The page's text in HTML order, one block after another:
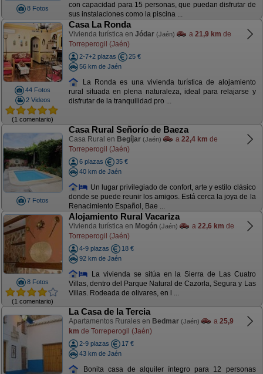
8 Fotos
con capacidad para 15 personas, que puedan disfrutar de
sus instalaciones como la piscina ...
44 Fotos
2 Videos
(1 comentario)
Casa La Ronda
Vivienda turística en Jódar (Jaén) a 21,9 km de
Torreperogil (Jaén)
2-7+2 plazas
25 €
56 km de Jaén
La Ronda es una vivienda turística de alojamiento
rural situada en plena naturaleza, ideal para relajarse y
disfrutar de la tranquilidad pro ...
7 Fotos
Casa Rural Señorío de Baeza
Casa Rural en Begíjar (Jaén) a 22,4 km de
Torreperogil (Jaén)
6 plazas
35 €
40 km de Jaén
Un lugar privilegiado de confort, arte y estilo clásico
donde se puede reunir los amigos. Está cerca la joya de la
Renacimiento Español, Bae ...
8 Fotos
(1 comentario)
Alojamiento Rural Vacariza
Vivienda turística en Mogón (Jaén) a 22,6 km de
Torreperogil (Jaén)
4-9 plazas
18 €
92 km de Jaén
La vivienda se sitúa en la Sierra de Las Cuatro
Villas, dentro del Parque Natural de Cazorla, Segura y Las
Villas. Rodeada de olivares, en l ...
La Casa de la Tercia
Apartamentos Rurales en Bedmar (Jaén) a 25,9
km de Torreperogil (Jaén)
2-9 plazas
17 €
43 km de Jaén
Bonita casa de alquiler íntegro para 12 personas